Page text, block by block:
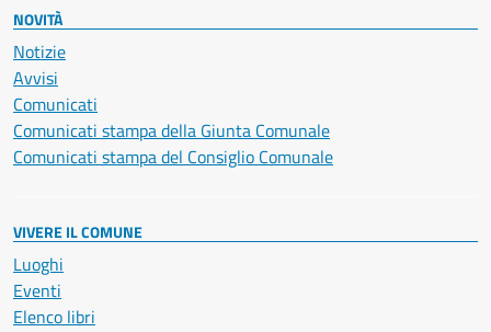
NOVITÀ
Notizie
Avvisi
Comunicati
Comunicati stampa della Giunta Comunale
Comunicati stampa del Consiglio Comunale
VIVERE IL COMUNE
Luoghi
Eventi
Elenco libri